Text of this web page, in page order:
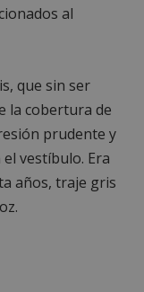
al
que sin ser
la cobertura de
prudente y
vestíbulo. Era
años, traje gris